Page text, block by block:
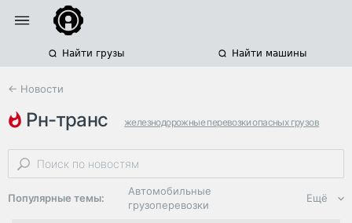
Найти грузы Найти машины
← Новости
рн-транс железнодорожные перевозки опасных грузов
роснефть железнодорожные операторы
Популярные темы:
Автомобильные
грузоперевозки
Ещё